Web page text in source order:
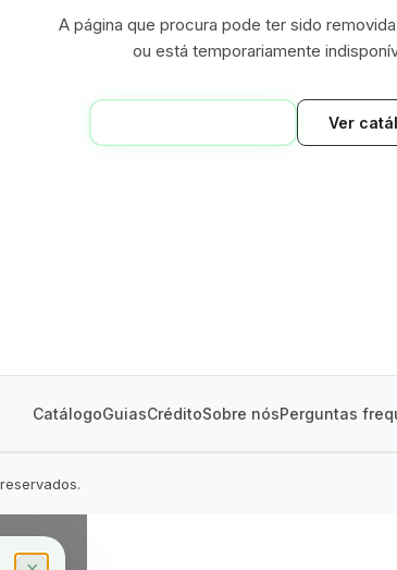
GREEN
A página que procura pode ter sido
ou está temporariamente
Ver
CatálogoGuiasCréditoSobre nósPerguntas